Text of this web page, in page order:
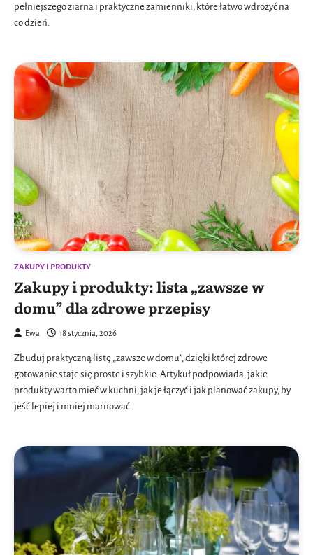
pełniejszego ziarna i praktyczne zamienniki, które łatwo wdrożyć na
co dzień.
ZAKUPY I PRODUKTY
Zakupy i produkty: lista „zawsze w
domu” dla zdrowe przepisy
Ewa 18 stycznia, 2026
Zbuduj praktyczną listę „zawsze w domu”, dzięki której zdrowe
gotowanie staje się proste i szybkie. Artykuł podpowiada, jakie
produkty warto mieć w kuchni, jak je łączyć i jak planować zakupy, by
jeść lepiej i mniej marnować.